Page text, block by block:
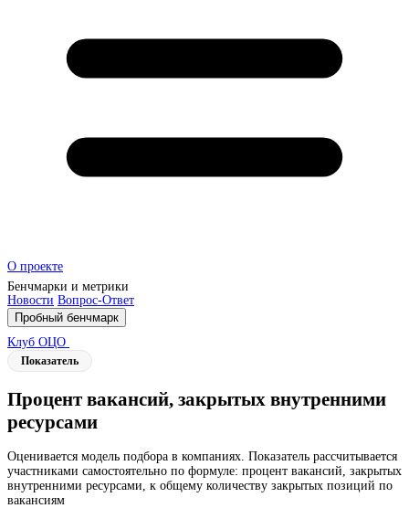
О проекте
Бенчмарки и метрики
Новости Вопрос-Ответ
Пробный бенчмарк
Клуб ОЦО
Показатель
Процент вакансий, закрытых внутренними
ресурсами
Оценивается модель подбора в компаниях. Показатель рассчитывается
участниками самостоятельно по формуле: процент вакансий, закрытых
внутренними ресурсами, к общему количеству закрытых позиций по
вакансиям